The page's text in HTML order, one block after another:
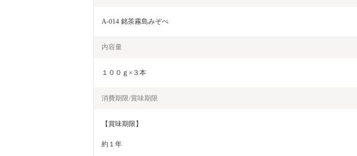
A-014 銘茶霧島みぞべ
内容量
１００ｇ×３本
消費期限/賞味期限
【賞味期限】
約１年